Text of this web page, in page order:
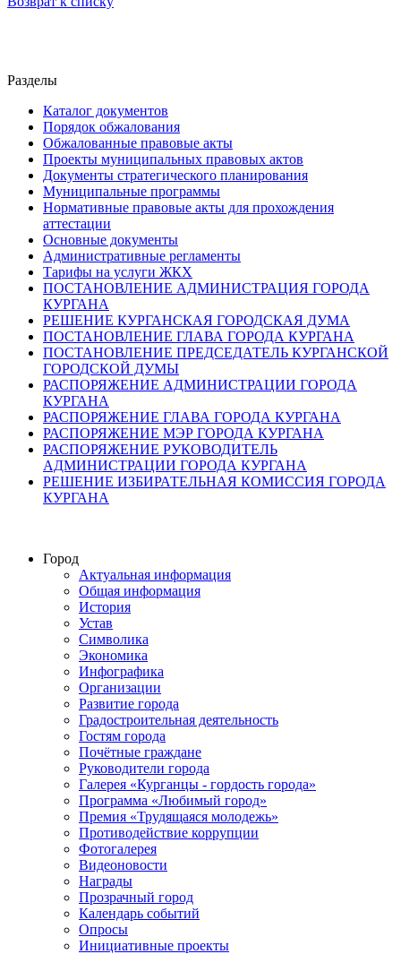
Разделы
Каталог документов
Порядок обжалования
Обжалованные правовые акты
Проекты муниципальных правовых актов
Документы стратегического планирования
Муниципальные программы
Нормативные правовые акты для прохождения
аттестации
Основные документы
Административные регламенты
Тарифы на услуги ЖКХ
ПОСТАНОВЛЕНИЕ АДМИНИСТРАЦИЯ ГОРОДА
КУРГАНА
РЕШЕНИЕ КУРГАНСКАЯ ГОРОДСКАЯ ДУМА
ПОСТАНОВЛЕНИЕ ГЛАВА ГОРОДА КУРГАНА
ПОСТАНОВЛЕНИЕ ПРЕДСЕДАТЕЛЬ КУРГАНСКОЙ
ГОРОДСКОЙ ДУМЫ
РАСПОРЯЖЕНИЕ АДМИНИСТРАЦИИ ГОРОДА
КУРГАНА
РАСПОРЯЖЕНИЕ ГЛАВА ГОРОДА КУРГАНА
РАСПОРЯЖЕНИЕ МЭР ГОРОДА КУРГАНА
РАСПОРЯЖЕНИЕ РУКОВОДИТЕЛЬ
АДМИНИСТРАЦИИ ГОРОДА КУРГАНА
РЕШЕНИЕ ИЗБИРАТЕЛЬНАЯ КОМИССИЯ ГОРОДА
КУРГАНА
Город
Актуальная информация
Общая информация
История
Устав
Символика
Экономика
Инфографика
Организации
Развитие города
Градостроительная деятельность
Гостям города
Почётные граждане
Руководители города
Галерея «Курганцы - гордость города»
Программа «Любимый город»
Премия «Трудящаяся молодежь»
Противодействие коррупции
Фотогалерея
Видеоновости
Награды
Прозрачный город
Календарь событий
Опросы
Инициативные проекты